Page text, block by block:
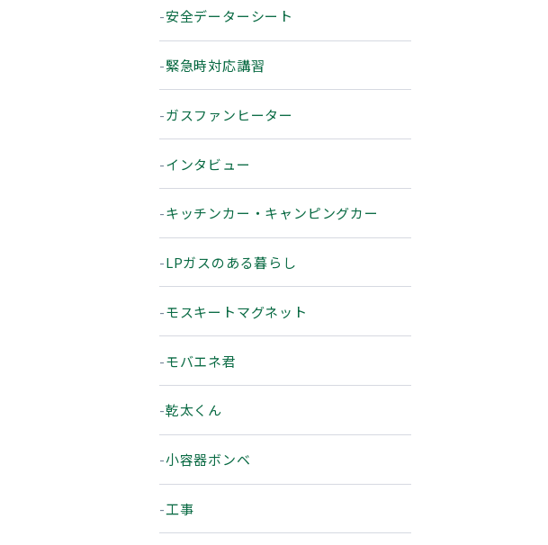
安全データーシート
緊急時対応講習
ガスファンヒーター
インタビュー
キッチンカー・キャンピングカー
LPガスのある暮らし
モスキートマグネット
モバエネ君
乾太くん
小容器ボンベ
工事